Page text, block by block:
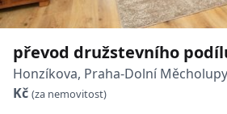
převod družstevního
balkonem a GS v projektu
Dolních Měcholupech
Honzíkova, Praha-Dolní
Kč (za nemovitost)